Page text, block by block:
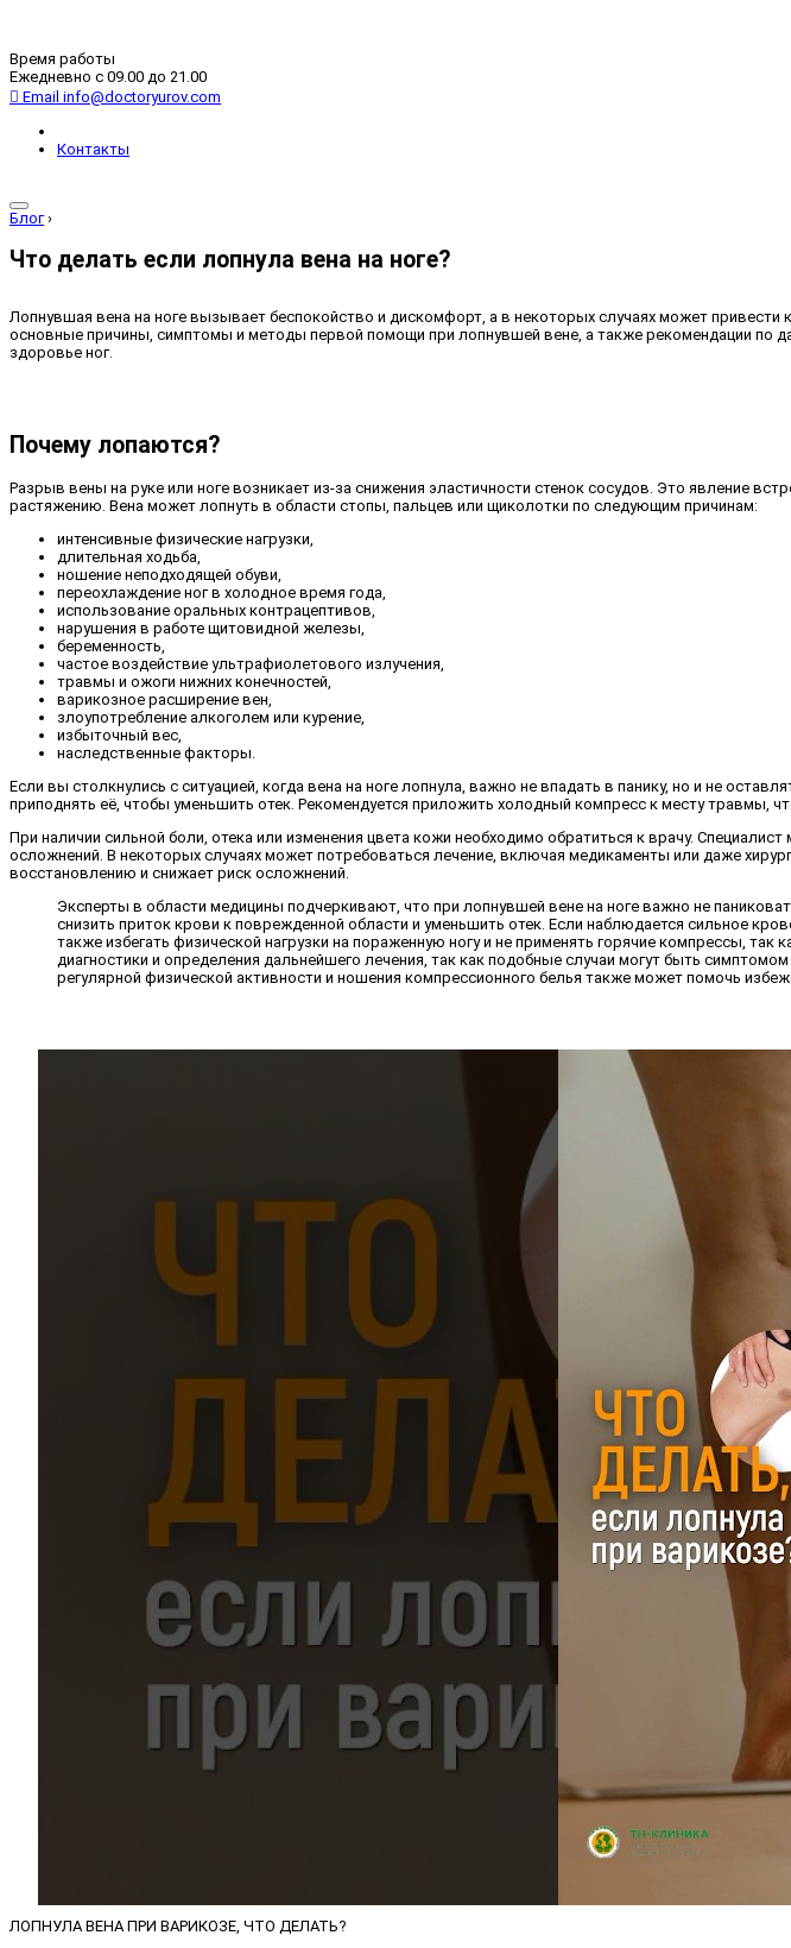
Время работы
Ежедневно с 09.00 до 21.00
Email info@doctoryurov.com
Контакты
Блог ›
Что делать если лопнула вена на ноге?
Лопнувшая вена на ноге вызывает беспокойство и дискомфорт, а в некоторых случаях может
основные причины, симптомы и методы первой помощи при лопнувшей вене, а также рекомендации по
здоровье ног.
Почему лопаются?
Разрыв вены на руке или ноге возникает из-за снижения эластичности стенок сосудов. Это явление
растяжению. Вена может лопнуть в области стопы, пальцев или щиколотки по следующим причинам:
интенсивные физические нагрузки,
длительная ходьба,
ношение неподходящей обуви,
переохлаждение ног в холодное время года,
использование оральных контрацептивов,
нарушения в работе щитовидной железы,
беременность,
частое воздействие ультрафиолетового излучения,
травмы и ожоги нижних конечностей,
варикозное расширение вен,
злоупотребление алкоголем или курение,
избыточный вес,
наследственные факторы.
Если вы столкнулись с ситуацией, когда вена на ноге лопнула, важно не впадать в панику, но и не
приподнять её, чтобы уменьшить отек. Рекомендуется приложить холодный компресс к месту травмы,
При наличии сильной боли, отека или изменения цвета кожи необходимо обратиться к врачу.
осложнений. В некоторых случаях может потребоваться лечение, включая медикаменты или даже
восстановлению и снижает риск осложнений.
Эксперты в области медицины подчеркивают, что при лопнувшей вене на ноге важно не
снизить приток крови к поврежденной области и уменьшить отек. Если наблюдается сильное
также избегать физической нагрузки на пораженную ногу и не применять горячие компрессы,
диагностики и определения дальнейшего лечения, так как подобные случаи могут быть
регулярной физической активности и ношения компрессионного белья также может помочь
ЛОПНУЛА ВЕНА ПРИ ВАРИКОЗЕ, ЧТО ДЕЛАТЬ?